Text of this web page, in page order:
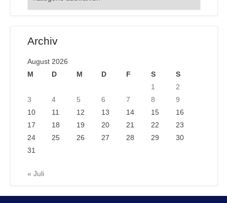
Archiv
August 2026
M
D M D F S
S
1
2
3
4 5 6 7 8
9
10
11 12 13 14 15
16
17
18 19 20 21 22
23
24
25 26 27 28 29
30
31
« Juli